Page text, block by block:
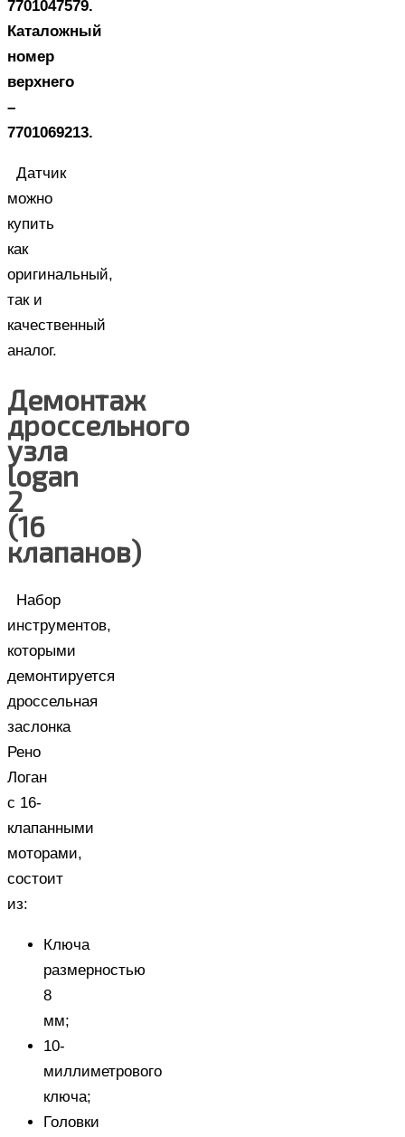
7701047579.
Каталожный
номер
верхнего
–
7701069213.
Датчик
можно
купить
как
оригинальный,
так и
качественный
аналог.
Демонтаж
дроссельного
узла
logan
2
(16
клапанов)
Набор
инструментов,
которыми
демонтируется
дроссельная
заслонка
Рено
Логан
с 16-
клапанными
моторами,
состоит
из:
Ключа
размерностью
8
мм;
10-
миллиметрового
ключа;
Головки